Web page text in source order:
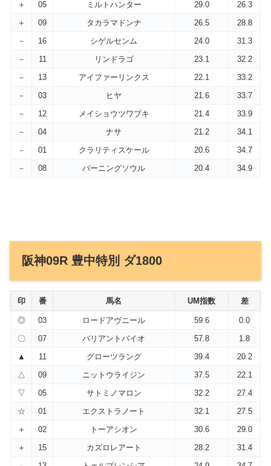
＋
05 ミルトハンター 29.0
26.3
＋
09 タカラマドンナ 26.5
28.8
－
16 シゲルセンム 24.0
31.3
－
11 リンドラゴ 23.1
32.2
－
13 アイファーリンクス 22.1
33.2
－
03 ヒヤ 21.6
33.7
－
12 メイショウツワブキ 21.4
33.9
－
04 ナサ 21.2
34.1
－
01 クラリティスケール 20.6
34.7
－
08 バーニングソウル 20.4 34.9
阪神09R 豊中特別 ダ1800
印 番 馬名 UM指数 差
◎ 03 ロードアヴニール 59.6
0.0
〇
07 バリアントバイオ 57.8
1.8
▲
11 グローツラング 39.4
20.2
△
09 ニットウライジン 37.5
22.1
▽
05 サトミノマロン 32.2
27.4
☆
01 エクストラノート 32.1
27.5
＋
02 トーアシオン 30.6
29.0
＋
15 カズロレアート 28.2
31.4